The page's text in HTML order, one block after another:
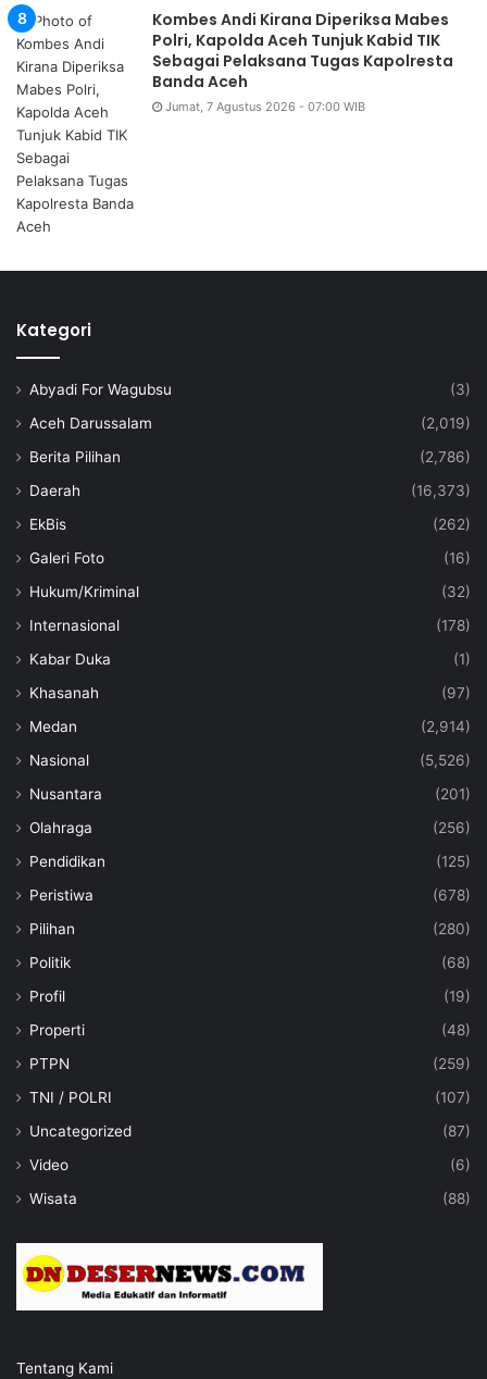
Kombes Andi Kirana Diperiksa Mabes
Polri, Kapolda Aceh Tunjuk Kabid TIK
Sebagai Pelaksana Tugas Kapolresta
Banda Aceh
Jumat, 7 Agustus 2026 - 07:00 WIB
Kategori
Abyadi For Wagubsu
(3)
Aceh Darussalam
(2,019)
Berita Pilihan
(2,786)
Daerah
(16,373)
EkBis
(262)
Galeri Foto
(16)
Hukum/Kriminal
(32)
Internasional
(178)
Kabar Duka
(1)
Khasanah
(97)
Medan
(2,914)
Nasional
(5,526)
Nusantara
(201)
Olahraga
(256)
Pendidikan
(125)
Peristiwa
(678)
Pilihan
(280)
Politik
(68)
Profil
(19)
Properti
(48)
PTPN
(259)
TNI / POLRI
(107)
Uncategorized
(87)
Video
(6)
Wisata
(88)
Tentang Kami